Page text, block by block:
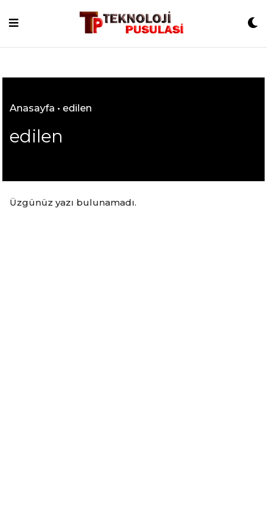
Anasayfa • edilen
edilen
Üzgünüz yazı bulunamadı.